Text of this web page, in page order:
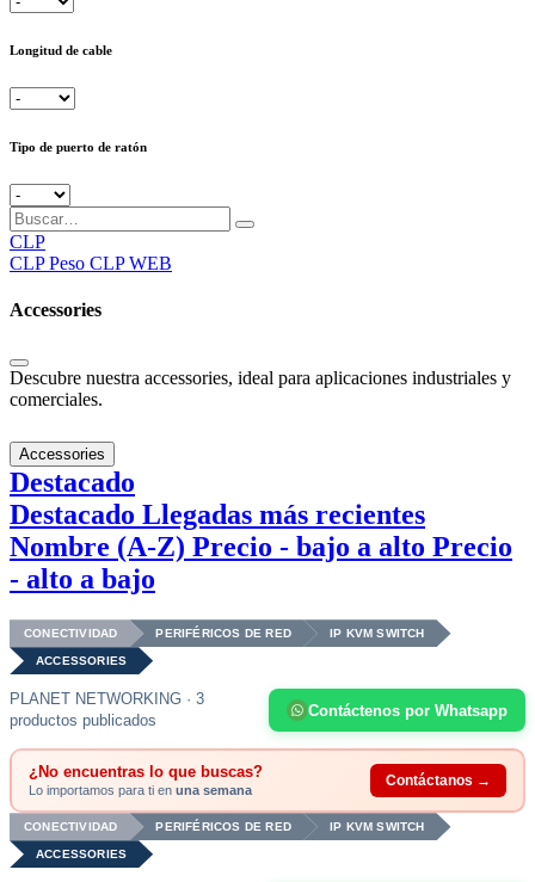
Longitud de cable
Tipo de puerto de ratón
CLP
CLP Peso CLP WEB
Accessories
Descubre nuestra accessories, ideal para aplicaciones industriales y
comerciales.
Accessories
Destacado
Destacado Llegadas más recientes
Nombre (A-Z) Precio - bajo a alto Precio
- alto a bajo
CONECTIVIDAD PERIFÉRICOS DE RED IP KVM SWITCH
ACCESSORIES
PLANET NETWORKING · 3
productos publicados
Contáctenos por Whatsapp
¿No encuentras lo que buscas?
Lo importamos para ti en una semana
Contáctanos →
CONECTIVIDAD PERIFÉRICOS DE RED IP KVM SWITCH
ACCESSORIES